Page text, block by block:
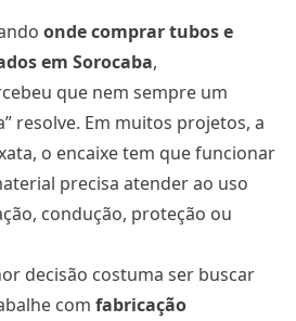
onde comprar tubos e
em Sorocaba,
que nem sempre um
resolve. Em muitos projetos, a
o encaixe tem que funcionar
precisa atender ao uso
condução, proteção ou
decisão costuma ser buscar
com fabricação